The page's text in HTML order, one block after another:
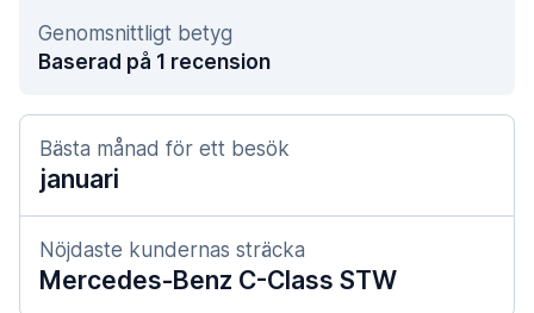
Genomsnittligt betyg
Baserad på 1 recension
Bästa månad för ett besök
januari
Nöjdaste kundernas sträcka
Mercedes-Benz C-Class STW